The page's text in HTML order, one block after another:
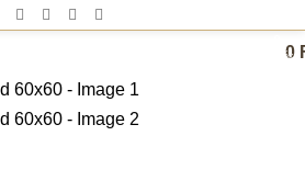
termék
0